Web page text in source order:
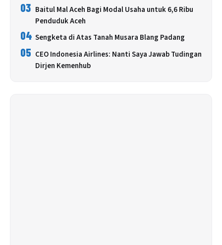
03 Baitul Mal Aceh Bagi Modal Usaha untuk 6,6 Ribu
Penduduk Aceh
04 Sengketa di Atas Tanah Musara Blang Padang
05 CEO Indonesia Airlines: Nanti Saya Jawab Tudingan
Dirjen Kemenhub